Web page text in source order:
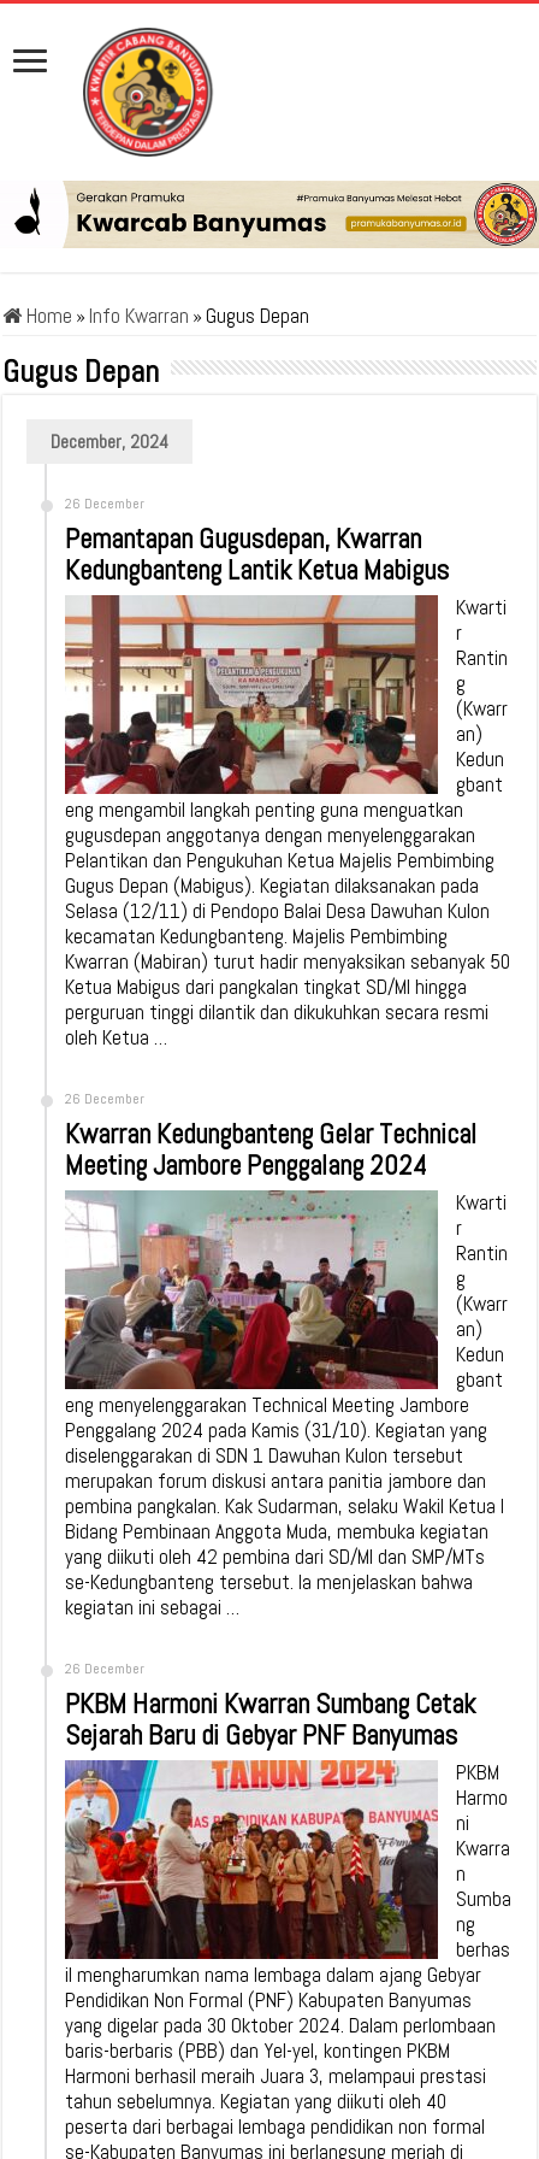
Home » Info Kwarran »Gugus Depan
Gugus Depan
December, 2024
26 December
Pemantapan Gugusdepan, Kwarran
Kedungbanteng Lantik Ketua Mabigus
Kwarti
r
Rantin
g
(Kwarr
an)
Kedun
gbant
eng mengambil langkah penting guna menguatkan
gugusdepan anggotanya dengan menyelenggarakan
Pelantikan dan Pengukuhan Ketua Majelis Pembimbing
Gugus Depan (Mabigus). Kegiatan dilaksanakan pada
Selasa (12/11) di Pendopo Balai Desa Dawuhan Kulon
kecamatan Kedungbanteng. Majelis Pembimbing
Kwarran (Mabiran) turut hadir menyaksikan sebanyak 50
Ketua Mabigus dari pangkalan tingkat SD/MI hingga
perguruan tinggi dilantik dan dikukuhkan secara resmi
oleh Ketua …
26 December
Kwarran Kedungbanteng Gelar Technical
Meeting Jambore Penggalang 2024
Kwarti
r
Rantin
g
(Kwarr
an)
Kedun
gbant
eng menyelenggarakan Technical Meeting Jambore
Penggalang 2024 pada Kamis (31/10). Kegiatan yang
diselenggarakan di SDN 1 Dawuhan Kulon tersebut
merupakan forum diskusi antara panitia jambore dan
pembina pangkalan. Kak Sudarman, selaku Wakil Ketua I
Bidang Pembinaan Anggota Muda, membuka kegiatan
yang diikuti oleh 42 pembina dari SD/MI dan SMP/MTs
se-Kedungbanteng tersebut. Ia menjelaskan bahwa
kegiatan ini sebagai …
26 December
PKBM Harmoni Kwarran Sumbang Cetak
Sejarah Baru di Gebyar PNF Banyumas
PKBM
Harmo
ni
Kwarra
n
Sumba
ng
berhas
il mengharumkan nama lembaga dalam ajang Gebyar
Pendidikan Non Formal (PNF) Kabupaten Banyumas
yang digelar pada 30 Oktober 2024. Dalam perlombaan
baris-berbaris (PBB) dan Yel-yel, kontingen PKBM
Harmoni berhasil meraih Juara 3, melampaui prestasi
tahun sebelumnya. Kegiatan yang diikuti oleh 40
peserta dari berbagai lembaga pendidikan non formal
se-Kabupaten Banyumas ini berlangsung meriah di